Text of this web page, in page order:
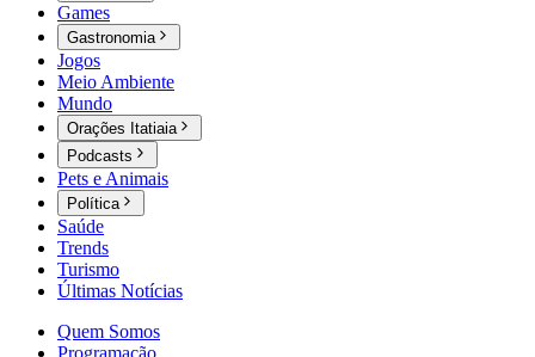
Games
Gastronomia
Jogos
Meio Ambiente
Mundo
Orações Itatiaia
Podcasts
Pets e Animais
Política
Saúde
Trends
Turismo
Últimas Notícias
Quem Somos
Programação